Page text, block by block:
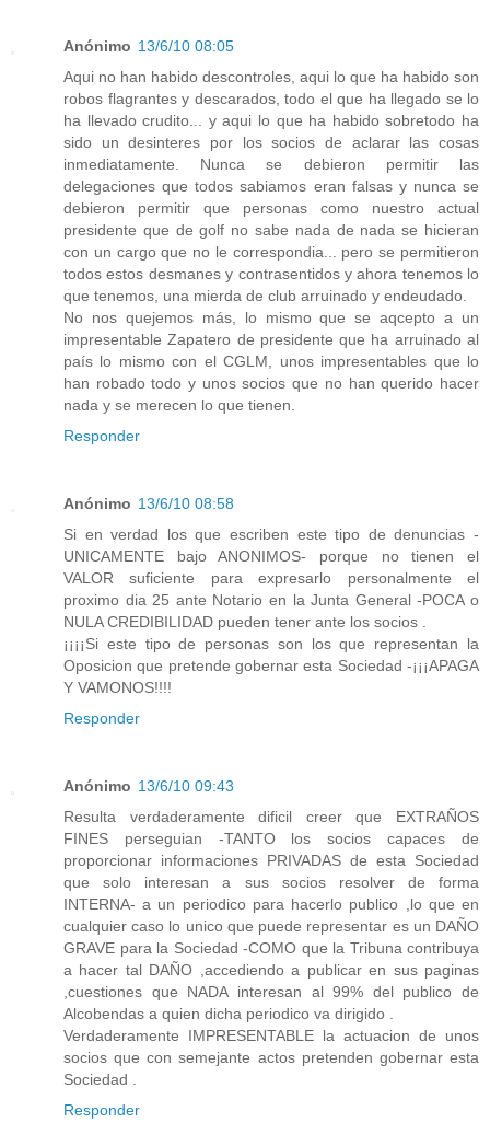
Anónimo 13/6/10 08:05
Aqui no han habido descontroles, aqui lo que ha habido son
robos flagrantes y descarados, todo el que ha llegado se lo
ha llevado crudito... y aqui lo que ha habido sobretodo ha
sido un desinteres por los socios de aclarar las cosas
inmediatamente. Nunca se debieron permitir las
delegaciones que todos sabiamos eran falsas y nunca se
debieron permitir que personas como nuestro actual
presidente que de golf no sabe nada de nada se hicieran
con un cargo que no le correspondia... pero se permitieron
todos estos desmanes y contrasentidos y ahora tenemos lo
que tenemos, una mierda de club arruinado y endeudado.
No nos quejemos más, lo mismo que se aqcepto a un
impresentable Zapatero de presidente que ha arruinado al
país lo mismo con el CGLM, unos impresentables que lo
han robado todo y unos socios que no han querido hacer
nada y se merecen lo que tienen.
Responder
Anónimo 13/6/10 08:58
Si en verdad los que escriben este tipo de denuncias -
UNICAMENTE bajo ANONIMOS- porque no tienen el
VALOR suficiente para expresarlo personalmente el
proximo dia 25 ante Notario en la Junta General -POCA o
NULA CREDIBILIDAD pueden tener ante los socios .
¡¡¡¡Si este tipo de personas son los que representan la
Oposicion que pretende gobernar esta Sociedad -¡¡¡APAGA
Y VAMONOS!!!!
Responder
Anónimo 13/6/10 09:43
Resulta verdaderamente dificil creer que EXTRAÑOS
FINES perseguian -TANTO los socios capaces de
proporcionar informaciones PRIVADAS de esta Sociedad
que solo interesan a sus socios resolver de forma
INTERNA- a un periodico para hacerlo publico ,lo que en
cualquier caso lo unico que puede representar es un DAÑO
GRAVE para la Sociedad -COMO que la Tribuna contribuya
a hacer tal DAÑO ,accediendo a publicar en sus paginas
,cuestiones que NADA interesan al 99% del publico de
Alcobendas a quien dicha periodico va dirigido .
Verdaderamente IMPRESENTABLE la actuacion de unos
socios que con semejante actos pretenden gobernar esta
Sociedad .
Responder